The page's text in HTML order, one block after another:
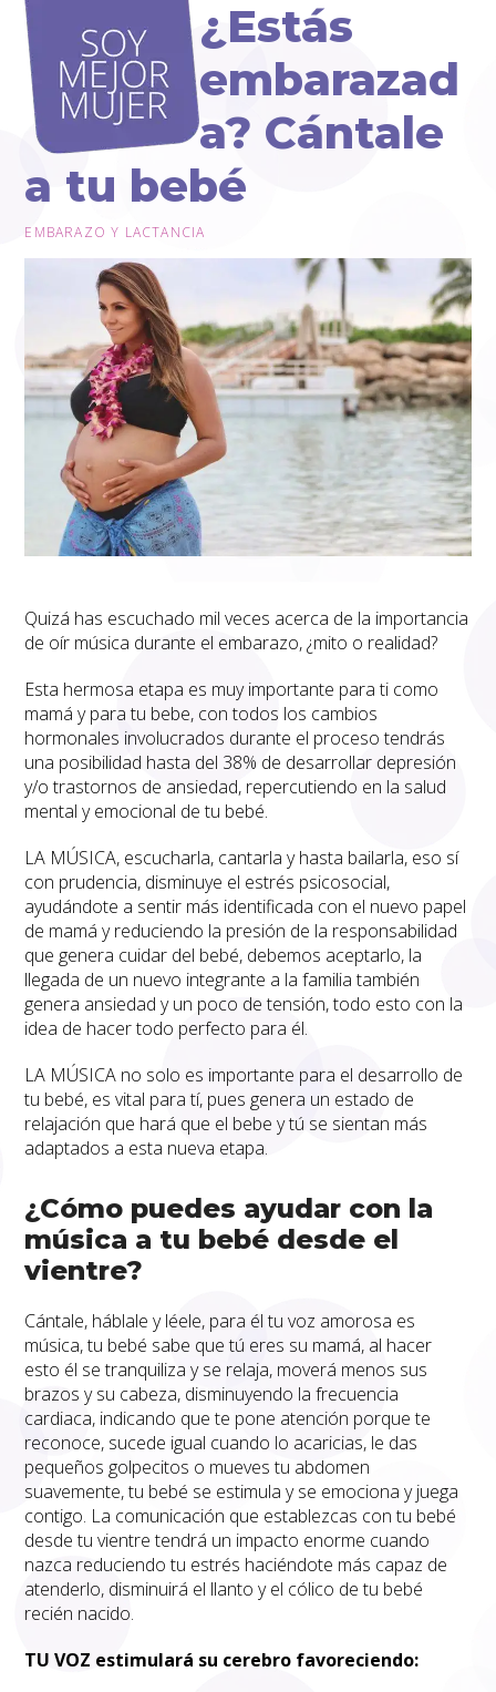
Skip
content
Open
mobile
menu
Close
mobile
menu
¿Estás
embarazad
a? Cántale
a tu bebé
EMBARAZO Y LACTANCIA
Quizá has escuchado mil veces acerca de la importancia
de oír música durante el embarazo, ¿mito o realidad?
Esta hermosa etapa es muy importante para ti como
mamá y para tu bebe, con todos los cambios
hormonales involucrados durante el proceso tendrás
una posibilidad hasta del 38% de desarrollar depresión
y/o trastornos de ansiedad, repercutiendo en la salud
mental y emocional de tu bebé.
LA MÚSICA, escucharla, cantarla y hasta bailarla, eso sí
con prudencia, disminuye el estrés psicosocial,
ayudándote a sentir más identificada con el nuevo papel
de mamá y reduciendo la presión de la responsabilidad
que genera cuidar del bebé, debemos aceptarlo, la
llegada de un nuevo integrante a la familia también
genera ansiedad y un poco de tensión, todo esto con la
idea de hacer todo perfecto para él.
LA MÚSICA no solo es importante para el desarrollo de
tu bebé, es vital para tí, pues genera un estado de
relajación que hará que el bebe y tú se sientan más
adaptados a esta nueva etapa.
¿Cómo puedes ayudar con la
música a tu bebé desde el
vientre?
Cántale, háblale y léele, para él tu voz amorosa es
música, tu bebé sabe que tú eres su mamá, al hacer
esto él se tranquiliza y se relaja, moverá menos sus
brazos y su cabeza, disminuyendo la frecuencia
cardiaca, indicando que te pone atención porque te
reconoce, sucede igual cuando lo acaricias, le das
pequeños golpecitos o mueves tu abdomen
suavemente, tu bebé se estimula y se emociona y juega
contigo. La comunicación que establezcas con tu bebé
desde tu vientre tendrá un impacto enorme cuando
nazca reduciendo tu estrés haciéndote más capaz de
atenderlo, disminuirá el llanto y el cólico de tu bebé
recién nacido.
TU VOZ estimulará su cerebro favoreciendo: